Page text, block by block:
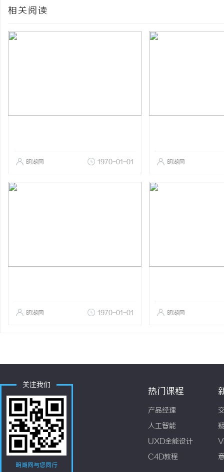
相关阅读
明湖网 1970-01-01 明湖网
明湖网 1970-01-01 明湖网
关注我们
明湖网与您同行
热门课程
产品经理
人工智能
UXD全能设计
C4D教程